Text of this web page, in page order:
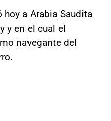
a Arabia Saudita
y en el cual el
navegante del